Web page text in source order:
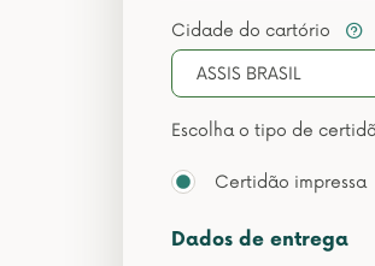
Cidade do cartório
ASSIS BRASIL
Escolha o tipo de
Certidão impressa
Dados de entrega